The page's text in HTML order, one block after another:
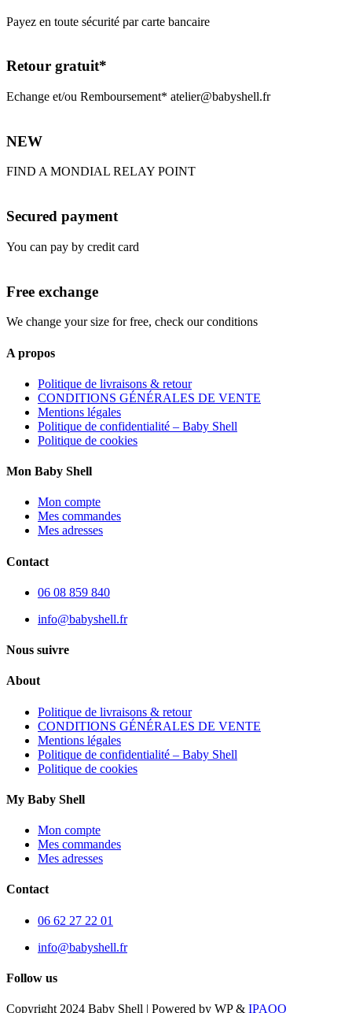
Payez en toute sécurité par carte bancaire
Retour gratuit*
Echange et/ou Remboursement* atelier@babyshell.fr
NEW
FIND A MONDIAL RELAY POINT
Secured payment
You can pay by credit card
Free exchange
We change your size for free, check our conditions
A propos
Politique de livraisons & retour
CONDITIONS GÉNÉRALES DE VENTE
Mentions légales
Politique de confidentialité – Baby Shell
Politique de cookies
Mon Baby Shell
Mon compte
Mes commandes
Mes adresses
Contact
06 08 859 840
info@babyshell.fr
Nous suivre
About
Politique de livraisons & retour
CONDITIONS GÉNÉRALES DE VENTE
Mentions légales
Politique de confidentialité – Baby Shell
Politique de cookies
My Baby Shell
Mon compte
Mes commandes
Mes adresses
Contact
06 62 27 22 01
info@babyshell.fr
Follow us
Copyright 2024 Baby Shell | Powered by WP & IPAOO